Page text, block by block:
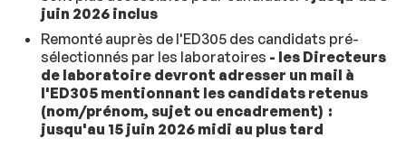
juin 2026 inclus
Remonté auprès de l'ED305 des candidats pré-
sélectionnés par les laboratoires - les Directeurs
de laboratoire devront adresser un mail à
l'ED305 mentionnant les candidats retenus
(nom/prénom, sujet ou encadrement) :
jusqu'au 15 juin 2026 midi au plus tard